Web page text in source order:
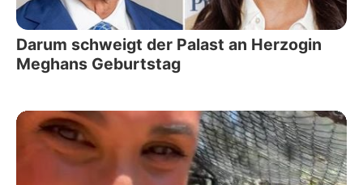
Darum schweigt der Palast an Herzogin
Meghans Geburtstag